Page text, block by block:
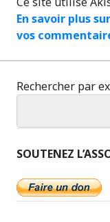
En savoir plus
vos
Rechercher par
SOUTENEZ